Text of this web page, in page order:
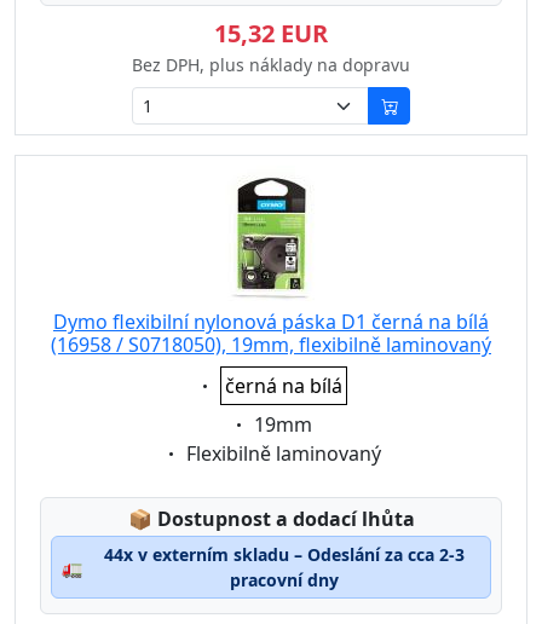
15,32 EUR
Bez DPH, plus náklady na dopravu
Dymo flexibilní nylonová páska D1 černá na bílá
(16958 / S0718050), 19mm, flexibilně laminovaný
Eigenschaft:
černá na bílá
Eigenschaft:
19mm
Eigenschaft:
Flexibilně laminovaný
📦 Lagerstatus:
Dostupnost a dodací lhůta
🚛
44x v externím skladu – Odeslání za cca 2-3
pracovní dny